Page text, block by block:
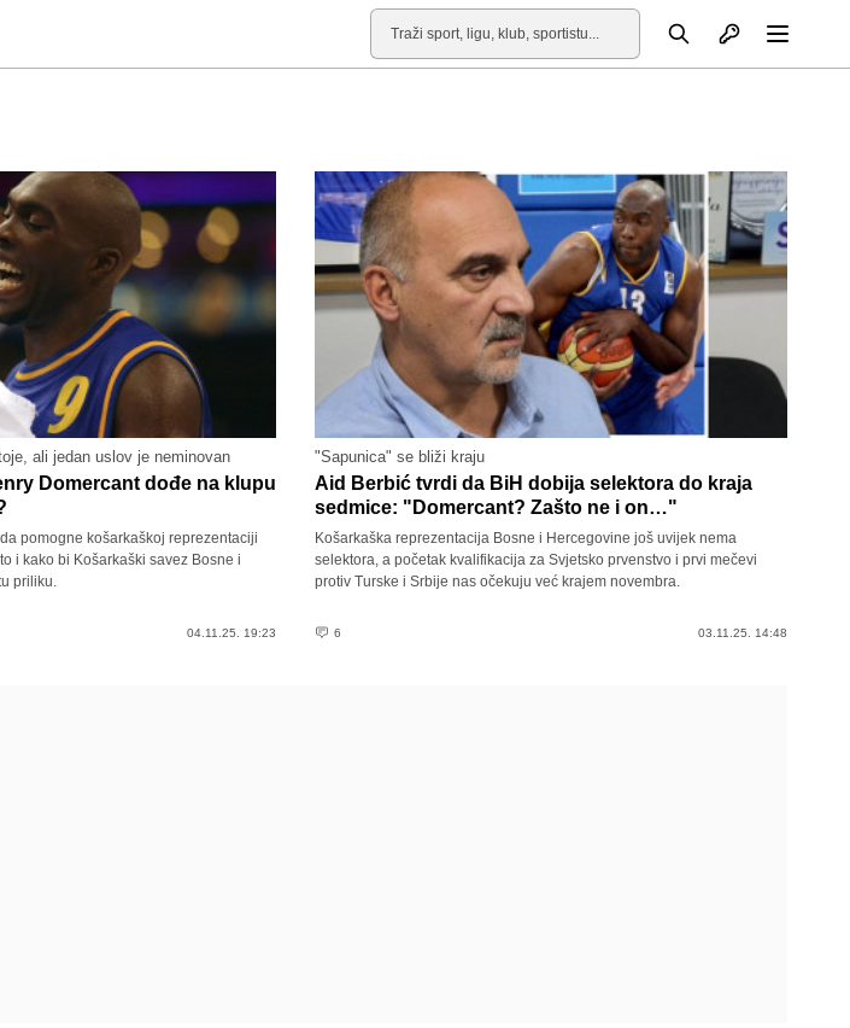
Pretraga Otvori profil
ali jedan uslov je neminovan
Domercant dođe na klupu
pomogne košarkaškoj reprezentaciji
i kako bi Košarkaški savez Bosne i
priliku.
04.11.25. 19:23
"Sapunica" se bliži kraju
Aid Berbić tvrdi da BiH dobija selektora do kraja
sedmice: "Domercant? Zašto ne i on…"
Košarkaška reprezentacija Bosne i Hercegovine još uvijek nema
selektora, a početak kvalifikacija za Svjetsko prvenstvo i prvi mečevi
protiv Turske i Srbije nas očekuju već krajem novembra.
6 03.11.25. 14:48